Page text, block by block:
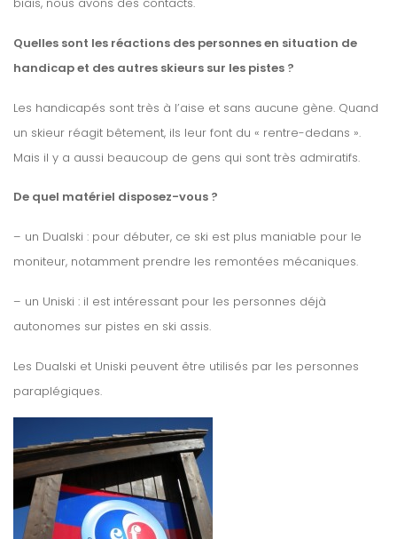
Quelles sont les réactions des personnes en situation de
handicap et des autres skieurs sur les pistes ?
Les handicapés sont très à l’aise et sans aucune gène. Quand
un skieur réagit bêtement, ils leur font du « rentre-dedans ».
Mais il y a aussi beaucoup de gens qui sont très admiratifs.
De quel matériel disposez-vous ?
– un Dualski : pour débuter, ce ski est plus maniable pour le
moniteur, notamment prendre les remontées mécaniques.
– un Uniski : il est intéressant pour les personnes déjà
autonomes sur pistes en ski assis.
Les Dualski et Uniski peuvent être utilisés par les personnes
paraplégiques.